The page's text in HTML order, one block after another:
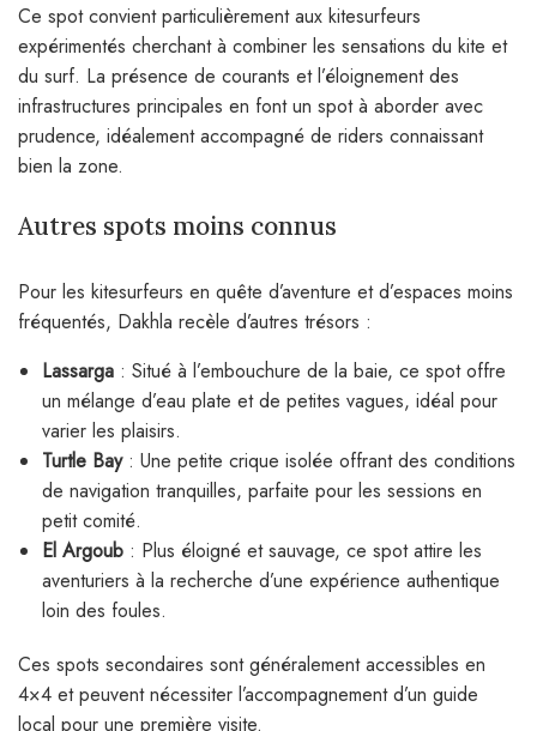
Ce spot convient particulièrement aux kitesurfeurs
expérimentés cherchant à combiner les sensations du kite et
du surf. La présence de courants et l’éloignement des
infrastructures principales en font un spot à aborder avec
prudence, idéalement accompagné de riders connaissant
bien la zone.
Autres spots moins connus
Pour les kitesurfeurs en quête d’aventure et d’espaces moins
fréquentés, Dakhla recèle d’autres trésors :
Lassarga : Situé à l’embouchure de la baie, ce spot offre
un mélange d’eau plate et de petites vagues, idéal pour
varier les plaisirs.
Turtle Bay: Une petite crique isolée offrant des conditions
de navigation tranquilles, parfaite pour les sessions en
petit comité.
El Argoub : Plus éloigné et sauvage, ce spot attire les
aventuriers à la recherche d’une expérience authentique
loin des foules.
Ces spots secondaires sont généralement accessibles en
4×4 et peuvent nécessiter l’accompagnement d’un guide
local pour une première visite.